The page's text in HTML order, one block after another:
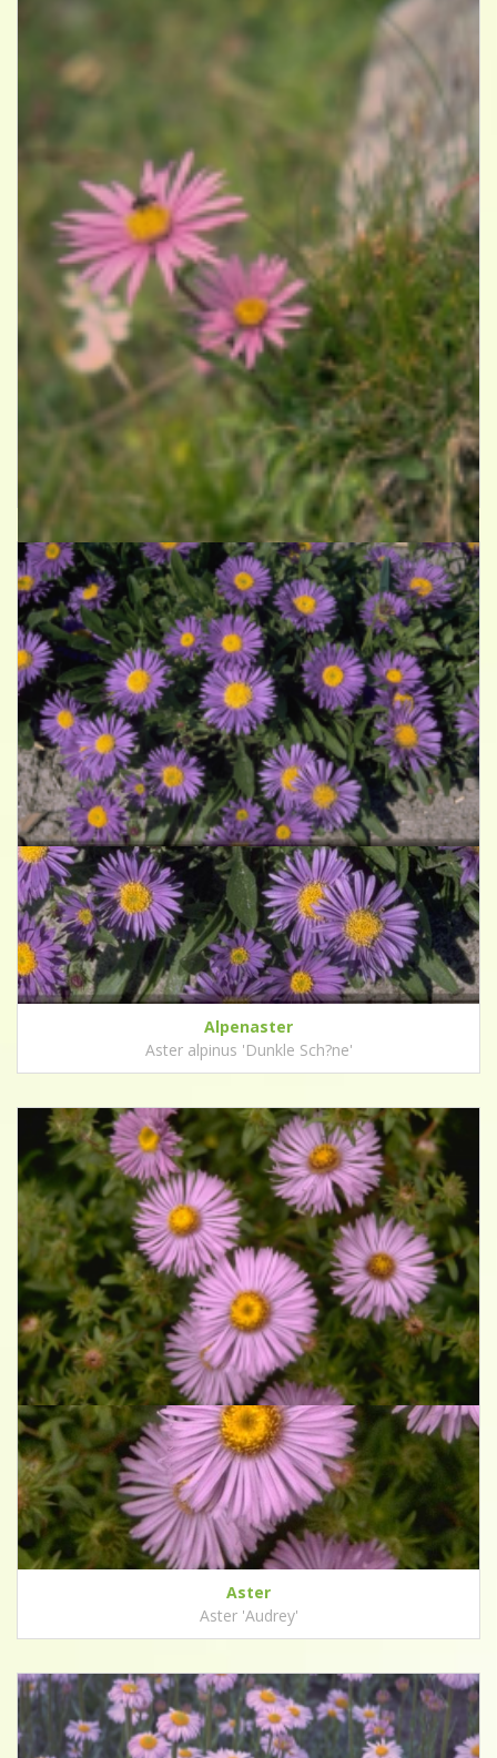
Alpenaster
Aster alpinus
Alpenaster
Aster alpinus 'Dunkle Sch?ne'
Aster
Aster 'Audrey'